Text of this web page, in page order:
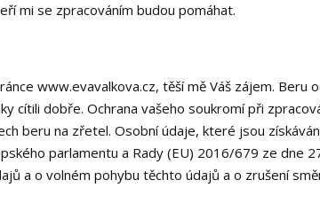
mi se zpracováním budou pomáhat.
www.evavalkova.cz, těší mě Váš zájem. Beru
cítili dobře. Ochrana vašeho soukromí při
beru na zřetel. Osobní údaje, které jsou
parlamentu a Rady (EU) 2016/679 ze dne
a o volném pohybu těchto údajů a o zrušení